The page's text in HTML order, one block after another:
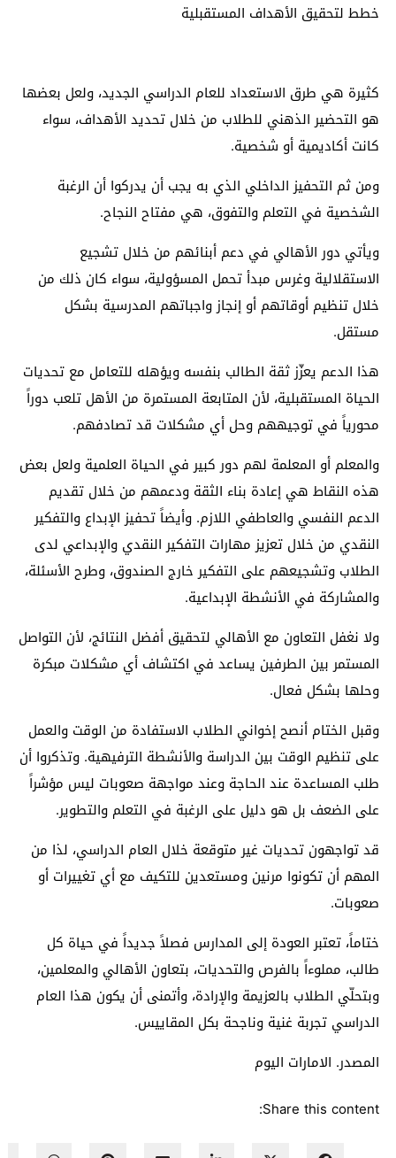
خطط لتحقيق الأهداف المستقبلية
كثيرة هي طرق الاستعداد للعام الدراسي الجديد، ولعل بعضها
هو التحضير الذهني للطلاب من خلال تحديد الأهداف، سواء
كانت أكاديمية أو شخصية.
ومن ثم التحفيز الداخلي الذي به يجب أن يدركوا أن الرغبة
الشخصية في التعلم والتفوق، هي مفتاح النجاح.
ويأتي دور الأهالي في دعم أبنائهم من خلال تشجيع
الاستقلالية وغرس مبدأ تحمل المسؤولية، سواء كان ذلك من
خلال تنظيم أوقاتهم أو إنجاز واجباتهم المدرسية بشكل
مستقل.
هذا الدعم يعزّز ثقة الطالب بنفسه ويؤهله للتعامل مع تحديات
الحياة المستقبلية، لأن المتابعة المستمرة من الأهل تلعب دوراً
محورياً في توجيههم وحل أي مشكلات قد تصادفهم.
والمعلم أو المعلمة لهم دور كبير في الحياة العلمية ولعل بعض
هذه النقاط هي إعادة بناء الثقة ودعمهم من خلال تقديم
الدعم النفسي والعاطفي اللازم. وأيضاً تحفيز الإبداع والتفكير
النقدي من خلال تعزيز مهارات التفكير النقدي والإبداعي لدى
الطلاب وتشجيعهم على التفكير خارج الصندوق، وطرح الأسئلة،
والمشاركة في الأنشطة الإبداعية.
ولا نغفل التعاون مع الأهالي لتحقيق أفضل النتائج، لأن التواصل
المستمر بين الطرفين يساعد في اكتشاف أي مشكلات مبكرة
وحلها بشكل فعال.
وقبل الختام أنصح إخواني الطلاب الاستفادة من الوقت والعمل
على تنظيم الوقت بين الدراسة والأنشطة الترفيهية. وتذكروا أن
طلب المساعدة عند الحاجة وعند مواجهة صعوبات ليس مؤشراً
على الضعف بل هو دليل على الرغبة في التعلم والتطوير.
قد تواجهون تحديات غير متوقعة خلال العام الدراسي، لذا من
المهم أن تكونوا مرنين ومستعدين للتكيف مع أي تغييرات أو
صعوبات.
ختاماً، تعتبر العودة إلى المدارس فصلاً جديداً في حياة كل
طالب، مملوءاً بالفرص والتحديات، بتعاون الأهالي والمعلمين،
وبتحلّي الطلاب بالعزيمة والإرادة، وأتمنى أن يكون هذا العام
الدراسي تجربة غنية وناجحة بكل المقاييس.
المصدر. الامارات اليوم
Share this content: